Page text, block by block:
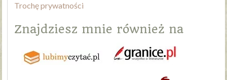
Trochę prywatności
Znajdziesz mnie również na